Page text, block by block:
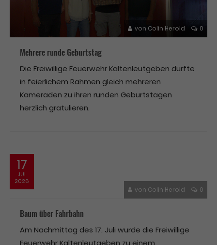
von Colin Herold 0
Mehrere runde Geburtstag
Die Freiwillige Feuerwehr Kaltenleutgeben durfte
in feierlichem Rahmen gleich mehreren
Kameraden zu ihren runden Geburtstagen
herzlich gratulieren.
17
JUL
2026
von Colin Herold 0
Baum über Fahrbahn
Am Nachmittag des 17. Juli wurde die Freiwillige
Feuerwehr Kaltenleutgeben zu einem